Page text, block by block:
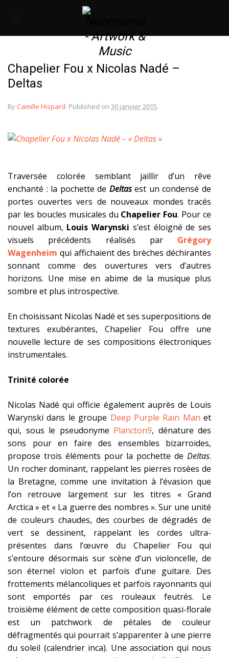
Chapelier Fou x Nicolas Nadé –
Deltas
ByCamille Hispard. Published on 30 janvier 2015.
Traversée colorée semblant jaillir d’un rêve
enchanté : la pochette de Deltasest un condensé de
portes ouvertes vers de nouveaux mondes tracés
par les boucles musicales du Chapelier Fou. Pour ce
nouvel album, Louis Warynski s’est éloigné de ses
visuels précédents réalisés par Grégory
Wagenheim qui affichaient des brèches déchirantes
sonnant comme des ouvertures vers d’autres
horizons. Une mise en abime de la musique plus
sombre et plus introspective.
En choisissant Nicolas Nadé et ses superpositions de
textures exubérantes, Chapelier Fou offre une
nouvelle lecture de ses compositions électroniques
instrumentales.
Trinité colorée
Nicolas Nadé qui officie également auprès de Louis
Warynski dans le groupe Deep Purple Rain Man et
qui, sous le pseudonyme Plancton9, dénature des
sons pour en faire des ensembles bizarroïdes,
propose trois éléments pour la pochette de Deltas.
Un rocher dominant, rappelant les pierres rosées de
la Bretagne, comme une invitation à l’évasion que
l’on retrouve largement sur les titres « Grand
Arctica » et « La guerre des nombres ». Sur une unité
de couleurs chaudes, des courbes de dégradés de
vert se dessinent, rappelant les cordes ultra-
présentes dans l’œuvre du Chapelier Fou qui
s’entoure désormais sur scène d’un violoncelle, de
son éternel violon et parfois d’une guitare. Des
frottements mélancoliques et parfois rayonnants qui
sont emportés par ces rouleaux feutrés. Le
troisième élément de cette composition quasi-florale
est un patchwork de pétales de couleur
défragmentés qui pourrait s’apparenter à une pierre
du soleil (calendrier inca). Une association qui nous